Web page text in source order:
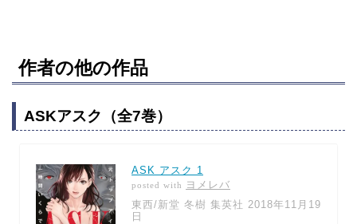
作者の他の作品
ASKアスク（全7巻）
ASK アスク 1
posted with
ヨメレバ
東西/新堂 冬樹 集英社 2018年11月19
日